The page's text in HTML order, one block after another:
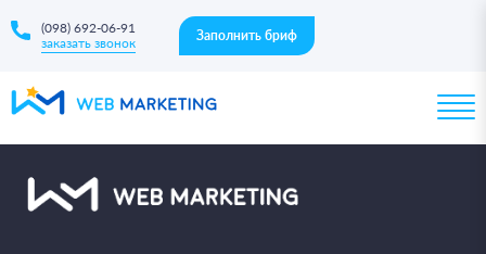
(098) 692-06-91
заказать звонок
Заполнить бриф